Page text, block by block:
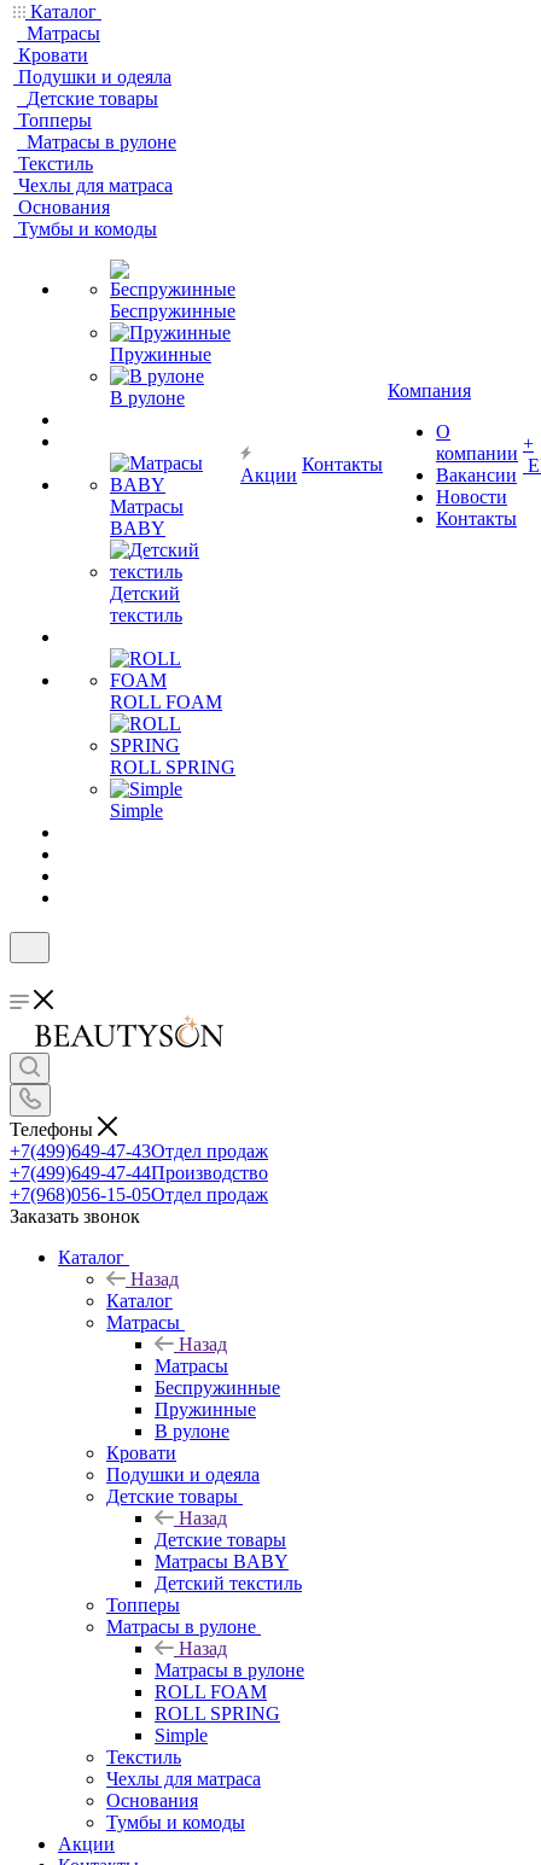
Каталог
Матрасы
Кровати
Подушки и одеяла
Детские товары
Топперы
Матрасы в рулоне
Текстиль
Чехлы для матраса
Основания
Тумбы и комоды
Беспружинные
Пружинные
В рулоне
Матрасы
BABY
Детский
текстиль
ROLL FOAM
ROLL SPRING
Simple
Акции
Контакты
Компания
О
компании
Вакансии
Новости
Контакты
+
Телефоны
+7(499)649-47-43Отдел продаж
+7(499)649-47-44Производство
+7(968)056-15-05Отдел продаж
Заказать звонок
Каталог
Назад
Каталог
Матрасы
Назад
Матрасы
Беспружинные
Пружинные
В рулоне
Кровати
Подушки и одеяла
Детские товары
Назад
Детские товары
Матрасы BABY
Детский текстиль
Топперы
Матрасы в рулоне
Назад
Матрасы в рулоне
ROLL FOAM
ROLL SPRING
Simple
Текстиль
Чехлы для матраса
Основания
Тумбы и комоды
Акции